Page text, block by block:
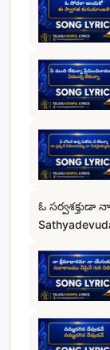
ఓ సర్వశక్తుడా